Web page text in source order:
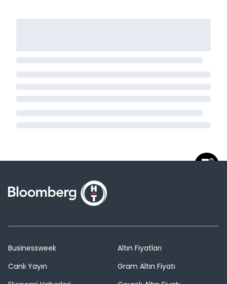
Businessweek
Canlı Yayın
Altın Fiyatları
Gram Altın Fiyatı